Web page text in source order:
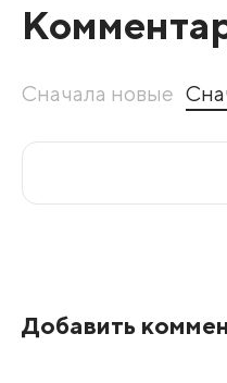
Сначала новые
Добавить